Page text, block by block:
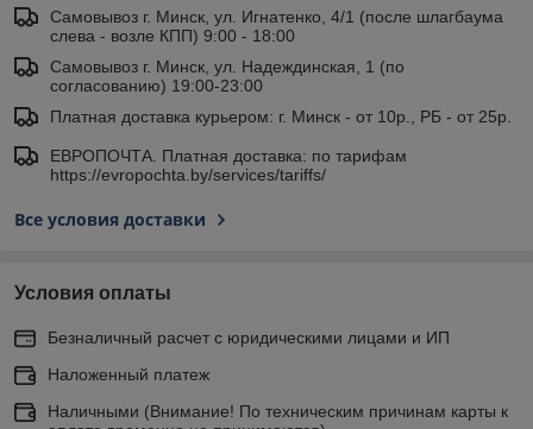
Самовывоз г. Минск, ул. Игнатенко, 4/1 (после шлагбаума
слева - возле КПП) 9:00 - 18:00
Самовывоз г. Минск, ул. Надеждинская, 1 (по
согласованию) 19:00-23:00
Платная доставка курьером: г. Минск - от 10р., РБ - от 25р.
ЕВРОПОЧТА. Платная доставка: по тарифам
https://evropochta.by/services/tariffs/
Все условия доставки
Условия оплаты
Безналичный расчет с юридическими лицами и ИП
Наложенный платеж
Наличными (Внимание! По техническим причинам карты к